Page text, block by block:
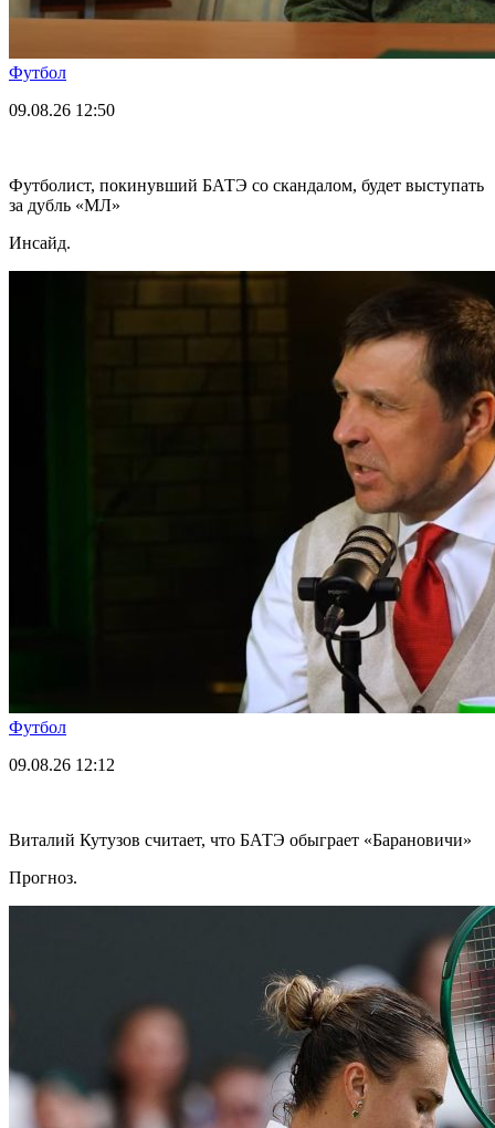
Футбол
09.08.26 12:50
Футболист, покинувший БАТЭ со скандалом, будет выступать
за дубль «МЛ»
Инсайд.
Футбол
09.08.26 12:12
Виталий Кутузов считает, что БАТЭ обыграет «Барановичи»
Прогноз.